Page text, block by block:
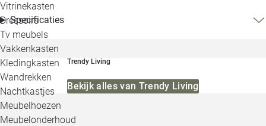
Vitrinekasten
Dressoirs
Tv meubels
Vakkenkasten
Kledingkasten
Wandrekken
Nachtkastjes
Meubelhoezen
Meubelonderhoud
Specificaties
Trendy Living
Bekijk alles van Trendy Living